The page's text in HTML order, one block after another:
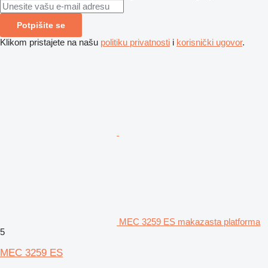
Potpišite se
Klikom pristajete na našu politiku privatnosti i korisnički ugovor.
MEC 3259 ES makazasta platforma
5
MEC 3259 ES